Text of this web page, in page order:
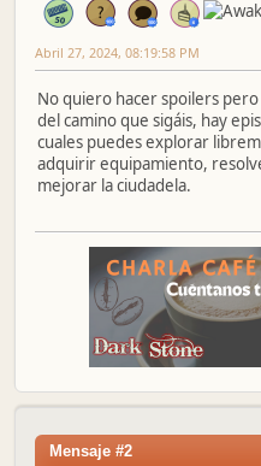
Abril 27, 2024, 08:19:58 PM
No quiero hacer spoilers
del camino que sigáis, hay
cuales puedes explorar
adquirir equipamiento,
mejorar la ciudadela.
Mensaje #2